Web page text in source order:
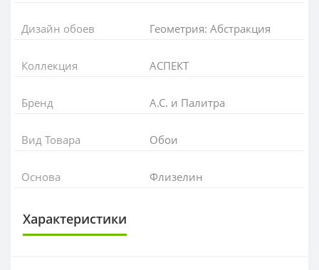
Дизайн обоев Геометрия: Абстракция
Коллекция АСПЕКТ
Бренд А.С. и Палитра
Вид Товара Обои
Основа Флизелин
Характеристики